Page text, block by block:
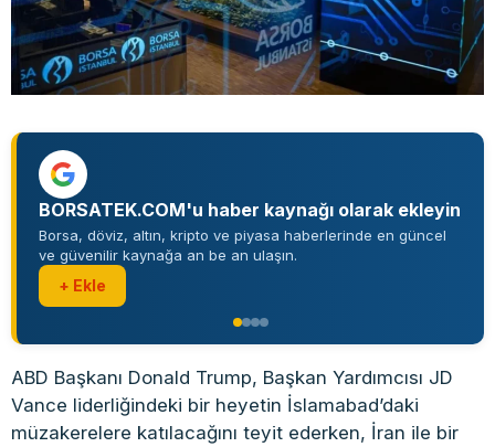
BORSATEK.COM'u haber kaynağı olarak ekleyin
Borsa, döviz, altın, kripto ve piyasa haberlerinde en güncel
ve güvenilir kaynağa an be an ulaşın.
+ Ekle
ABD Başkanı Donald Trump, Başkan Yardımcısı JD
Vance liderliğindeki bir heyetin İslamabad’daki
müzakerelere katılacağını teyit ederken, İran ile bir